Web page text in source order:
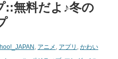
::無料だよ♪冬の
, アニメ , アプリ , かわい